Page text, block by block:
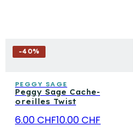
-40%
PEGGY SAGE
Peggy Sage Cache-
oreilles Twist
6.00 CHF10.00 CHF